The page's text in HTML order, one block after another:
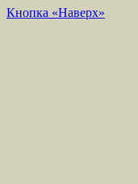
Кнопка «Наверх»